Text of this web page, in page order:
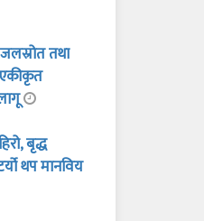
तथा
एकीकृत
बृद्ध
थप मानविय